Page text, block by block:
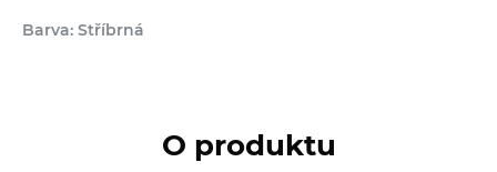
Barva: Stříbrná
O produktu